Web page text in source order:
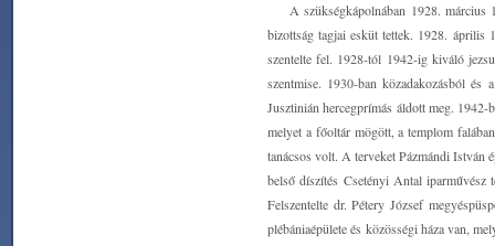
A szükségkápolnában 1928.
bizottság tagjai esküt tettek. 1928. április
szentelte fel. 1928-tól 1942-ig kiváló
szentmise. 1930-ban közadakozásból és
Jusztinián hercegprímás áldott meg.
melyet a főoltár mögött, a templom
tanácsos volt. A terveket Pázmándi István
belső díszítés Csetényi Antal iparművész
Felszentelte dr. Pétery József
plébániaépülete és közösségi háza van,